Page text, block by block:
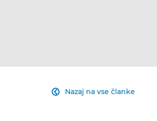
Nazaj na vse članke
